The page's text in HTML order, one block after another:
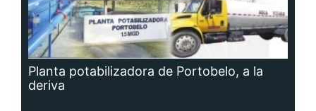
Planta potabilizadora de Portobelo, a la
deriva